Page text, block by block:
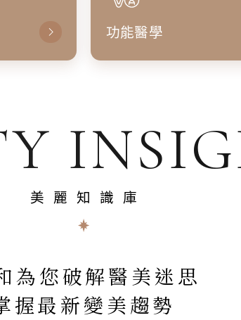
功能醫學
美麗知識庫
為您破解醫美迷思
握最新變美趨勢